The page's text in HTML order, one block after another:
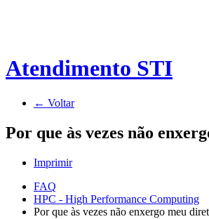
Atendimento STI
← Voltar
Por que às vezes não
Imprimir
FAQ
HPC - High Performance Computing
Por que às vezes não enxergo meu